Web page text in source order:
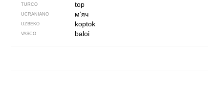
TURCO top
UCRANIANO м’яч
UZBEKO koptok
VASCO baloi